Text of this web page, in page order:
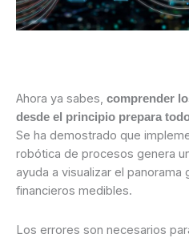
Ahora ya sabes, comprender
desde el principio prepara
Se ha demostrado que
robótica de procesos genera
ayuda a visualizar el
financieros medibles.
Los errores son necesarios